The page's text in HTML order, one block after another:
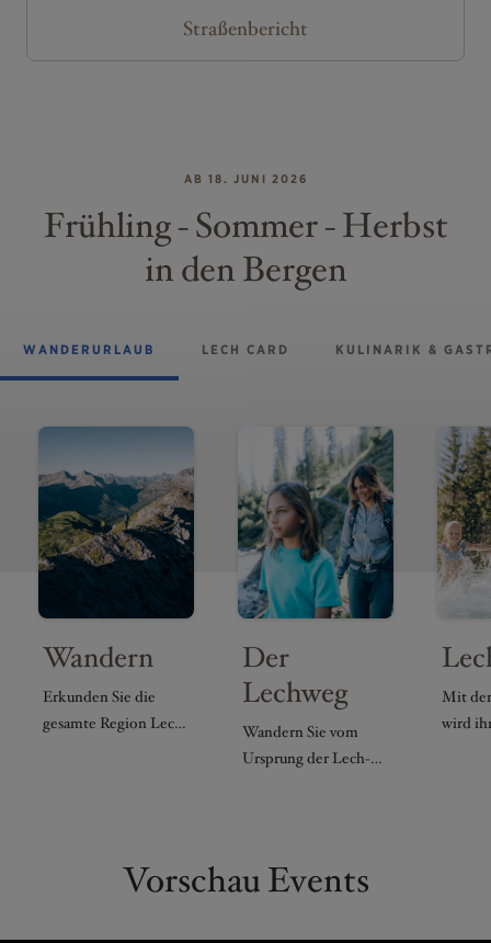
Straßenbericht
AB 18. JUNI 2026
Frühling - Sommer - Herbst
in den Bergen
WANDERURLAUB LECH CARD KULINARIK &
Wandern
Erkunden Sie die
gesamte Region Lech
Der
Lechweg
Wandern Sie vom
Ursprung der Lech-
Mit
wird
Vorschau Events